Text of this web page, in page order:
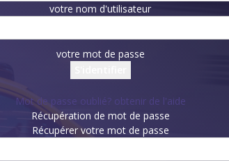
votre nom d'utilisateur
votre mot de passe
Mot de passe oublié? obtenir de l'aide
Récupération de mot de passe
Récupérer votre mot de passe